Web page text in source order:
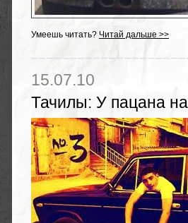
Умеешь читать? Читай дальше >>
15.07.10
Тачилы: У пацана